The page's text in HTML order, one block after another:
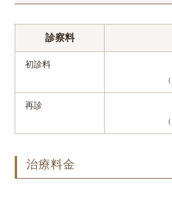
診察料
初診料
再診
治療料金